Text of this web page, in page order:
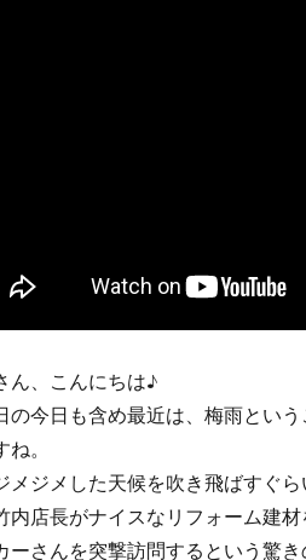
ん、こんにちは♪
の今日も含め最近は、梅雨とい
。
メジメした天候を吹き飛ばすぐ
内店長がナイスなリフォーム建材
ーさんを突撃訪問するという驚